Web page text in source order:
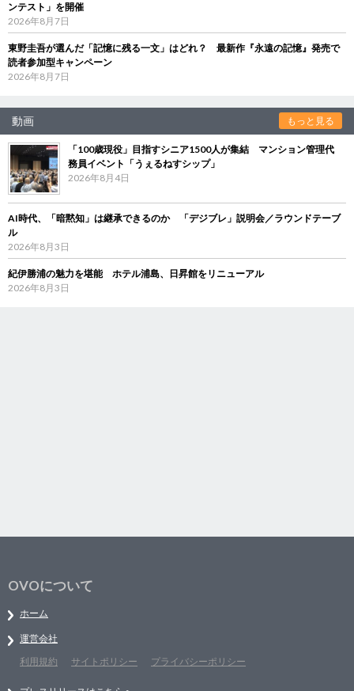
ンテスト」を開催
2026年8月7日
東野圭吾が選んだ「記憶に残る一文」はどれ？ 最新作『永遠の記憶』発売で
読者参加型キャンペーン
2026年8月7日
動画 もっと見る
「100歳現役」目指すシニア1500人が集結 マンション管理代
務員イベント「うぇるねすシップ」
2026年8月4日
AI時代、「暗黙知」は継承できるのか 「デジブレ」説明会／ラウンドテーブ
ル
2026年8月3日
紀伊勝浦の魅力を堪能 ホテル浦島、日昇館をリニューアル
2026年8月3日
OVOについて
ホーム
運営会社
利用規約
サイトポリシー プライバシーポリシー